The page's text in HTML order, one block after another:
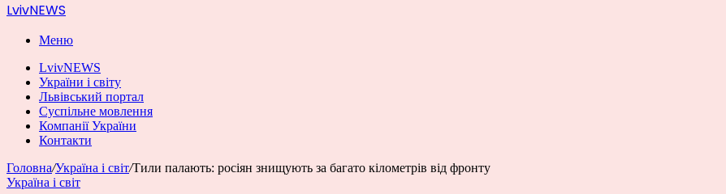
LvivNEWS
Меню
LvivNEWS
України і світу
Львівський портал
Суспільне мовлення
Компанії України
Контакти
Головна/Україна і світ/Тили палають: росіян знищують за багато кілометрів від фронту
Україна і світ